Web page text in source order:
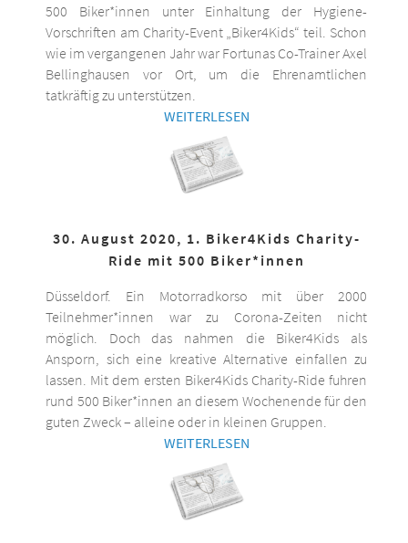
500 Biker*innen unter Einhaltung der Hygiene-
Vorschriften am Charity-Event „Biker4Kids“ teil. Schon
wie im vergangenen Jahr war Fortunas Co-Trainer Axel
Bellinghausen vor Ort, um die Ehrenamtlichen
tatkräftig zu unterstützen.
WEITERLESEN
30. August 2020, 1. Biker4Kids Charity-
Ride mit 500 Biker*innen
Düsseldorf. Ein Motorradkorso mit über 2000
Teilnehmer*innen war zu Corona-Zeiten nicht
möglich. Doch das nahmen die Biker4Kids als
Ansporn, sich eine kreative Alternative einfallen zu
lassen. Mit dem ersten Biker4Kids Charity-Ride fuhren
rund 500 Biker*innen an diesem Wochenende für den
guten Zweck – alleine oder in kleinen Gruppen.
WEITERLESEN